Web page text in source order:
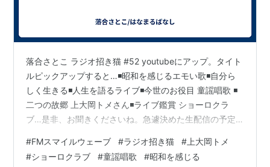
落合さとこ ラジオ招き猫 #52 youtubeにアップ。タイト
ルピックアップすると…◾️昭和を感じるエモい歌◾️自分ら
しく生きる◾️人生を語るライブ◾️今世のお役目 童謡唱歌 ◾️
二つの故郷 上大岡トメさん◾️ライブ鑑賞 ショーロクラ
ブ…是非、お聞きくださいね。急遽決めた生配信の予定
プしましたー。
#FMスマイルウェーブ #ラジオ招き猫 # 上大岡トメ
#ショーロクラブ #童謡唱歌 #昭和を感じる